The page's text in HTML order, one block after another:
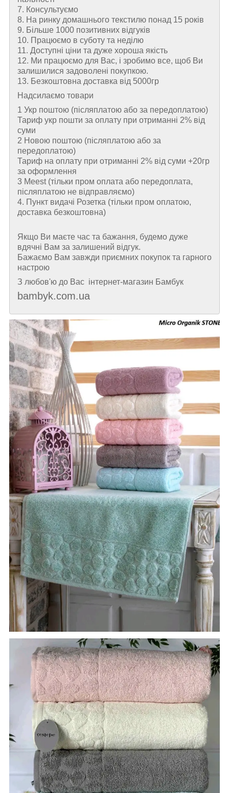
7. Консультуємо
8. На ринку домашнього текстилю понад 15 років
9. Більше 1000 позитивних відгуків
10. Працюємо в суботу та неділю
11. Доступні ціни та дуже хороша якість
12. Ми працюємо для Вас, і зробимо все, щоб Ви
залишилися задоволені покупкою.
13. Безкоштовна доставка від 5000гр
Надсилаємо товари
1 Укр поштою (пiсляплатою або за передоплатою)
Тариф укр пошти за оплату при отриманні 2% від
суми
2 Новою поштою (пiсляплатою або за
передоплатою)
Тариф на оплату при отриманні 2% від суми +20гр
за оформлення
3 Meest (тільки пром оплата або передоплата,
післяплатою не відправляємо)
4. Пункт видачі Розетка (тільки пром оплатою,
доставка безкоштовна)
Якщо Ви маєте час та бажання, будемо дуже
вдячні Вам за залишений відгук.
Бажаємо Вам завжди приємних покупок та гарного
настрою
З любов'ю до Вас інтернет-магазин Бамбук
bambyk.com.ua